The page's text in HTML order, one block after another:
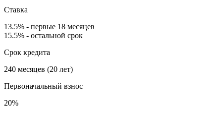
Ставка
13.5% - первые 18 месяцев
15.5% - остальной срок
Срок кредита
240 месяцев (20 лет)
Первоначальный взнос
20%